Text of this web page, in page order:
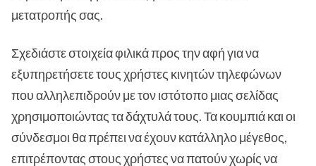
μετατροπής σας.
Σχεδιάστε στοιχεία φιλικά προς την αφή για να
εξυπηρετήσετε τους χρήστες κινητών τηλεφώνων
που αλληλεπιδρούν με τον ιστότοπο μιας σελίδας
χρησιμοποιώντας τα δάχτυλά τους. Τα κουμπιά και οι
σύνδεσμοι θα πρέπει να έχουν κατάλληλο μέγεθος,
επιτρέποντας στους χρήστες να πατούν χωρίς να